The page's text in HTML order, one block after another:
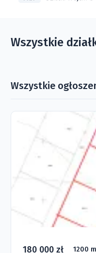
Wszystkie
Wszystkie
180 000 zł 1200